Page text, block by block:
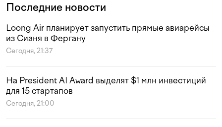
Последние новости
Loong Air планирует запустить прямые авиарейсы
из Сианя в Фергану
Сегодня, 21:37
На President AI Award выделят $1 млн инвестиций
для 15 стартапов
Сегодня, 21:00